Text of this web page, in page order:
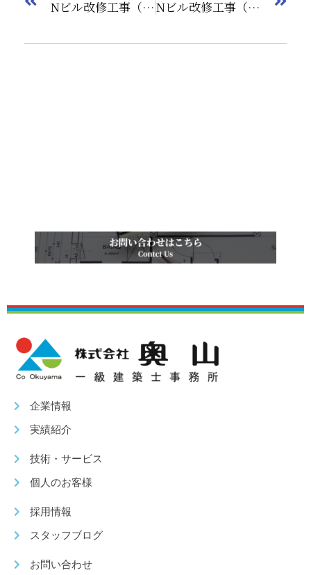
Nビル改修工事（①解体工事） Nビル改修工事（③内部工事１、外壁塗装）
企業情報
実績紹介
技術・サービス
個人のお客様
採用情報
スタッフブログ
お問い合わせ